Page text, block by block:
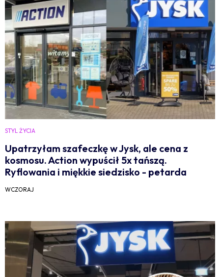
STYL ŻYCIA
Upatrzyłam szafeczkę w Jysk, ale cena z
kosmosu. Action wypuścił 5x tańszą.
Ryflowania i miękkie siedzisko - petarda
WCZORAJ